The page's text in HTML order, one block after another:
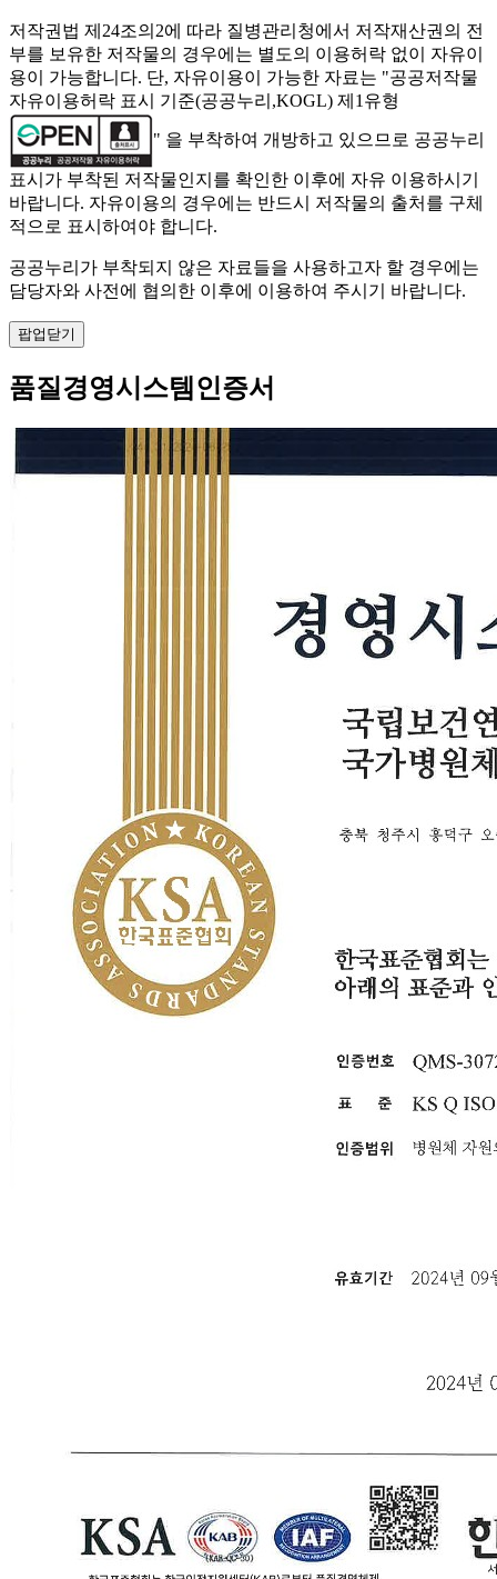
저작권법 제24조의2에 따라 질병관리청에서 저작재산권의 전
부를 보유한 저작물의 경우에는 별도의 이용허락 없이 자유이
용이 가능합니다. 단, 자유이용이 가능한 자료는 "공공저작물
자유이용허락 표시 기준(공공누리,KOGL) 제1유형
" 을 부착하여 개방하고 있으므로 공공누리
표시가 부착된 저작물인지를 확인한 이후에 자유 이용하시기
바랍니다. 자유이용의 경우에는 반드시 저작물의 출처를 구체
적으로 표시하여야 합니다.
공공누리가 부착되지 않은 자료들을 사용하고자 할 경우에는
담당자와 사전에 협의한 이후에 이용하여 주시기 바랍니다.
팝업닫기
품질경영시스템인증서